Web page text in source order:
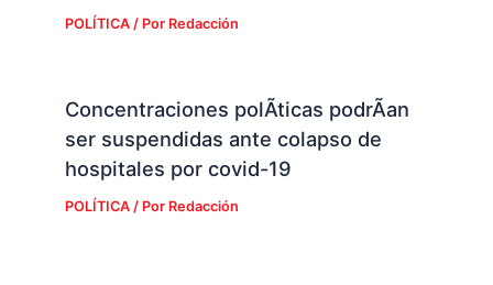
POLÍTICA/ Por Redacción
Concentraciones polÃ­ticas podrÃ­an
ser suspendidas ante colapso de
hospitales por covid-19
POLÍTICA/ Por Redacción